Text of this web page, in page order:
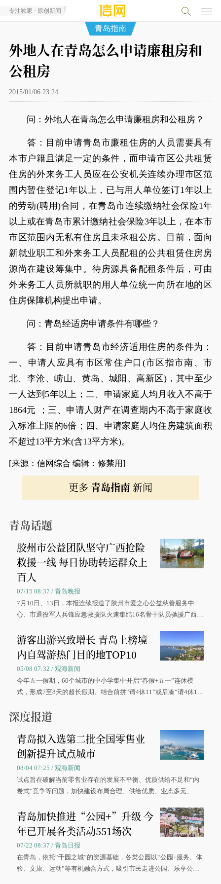
专注独家 · 原创新闻
青岛指南
外地人在青岛怎么申请廉租房和
公租房
2015/01/06 23:24
问：外地人在青岛怎么申请廉租房和公租房？
答：目前申请青岛市廉租住房的人员需要具有
本市户籍且满足一定的条件，而申请市区公共租赁
住房的外来务工人员应在公安机关连续办理市区范
围内暂住登记1年以上，已与用人单位签订1年以上
的劳动(聘用)合同，在青岛市连续缴纳社会保险1年
以上或在青岛市累计缴纳社会保险3年以上，在本市
市区范围内无私有住房且未承租公房。目前，面向
新就业职工和外来务工人员配租的公共租赁住房房
源尚在建设筹集中。待房源具备配租条件后，可由
外来务工人员所就职的用人单位统一向所在地的区
住房保障机构提出申请。
问：青岛经适房申请条件有哪些？
答：目前申请青岛市经济适用住房的条件为：
一、申请人应具有市区常住户口(市区指市南、市
北、李沧、崂山、黄岛、城阳、高新区)，其中至少
一人达到5年以上；二、申请家庭人均月收入不高于
1864元 ；三、申请人财产在调查期内不高于家庭收
入标准上限的6倍；四、申请家庭人均住房建筑面积
不超过13平方米(含13平方米)。
[来源：信网综合 编辑：修禁用]
更多 青岛指南 新闻
青岛话题
胶州市公益团队坚守广西抢险
救援一线 每日协助转运群众上
百人
07/15 08:37 / 青岛晚报
7月10日、13日，本报连续报道了胶州市爱之心公益慈善服务中
心、市退役军人兵锋应急救援队火速集结16名骨干队员驰援广西灾
游客出游兴致增长 青岛上榜境
内自驾游热门目的地TOP10
05/08 07:32 / 观海新闻
今年五一假期，60个城市的中小学集中开启“春假+五一”连休模
式，形成7至8天的超长假期。结合前拼“请4休11”或后凑“请4休1
深度报道
青岛拟入选第二批全国零售业
创新提升试点城市
08/04 07:25 / 观海新闻
试点旨在破解当前零售业存在的发展不平衡、优质供给不足和“内
卷式”竞争等问题，加快建设布局合理、供给优质、业态多元、智
青岛加快推进“公园+”升级 今
年已开展各类活动551场次
07/22 08:37 / 青岛日报
在青岛，依托“千园之城”的资源基础，各类公园以“公园+服务、体
验、文旅、运动”等有机融合方式，吸引市民走进公园、乐享公